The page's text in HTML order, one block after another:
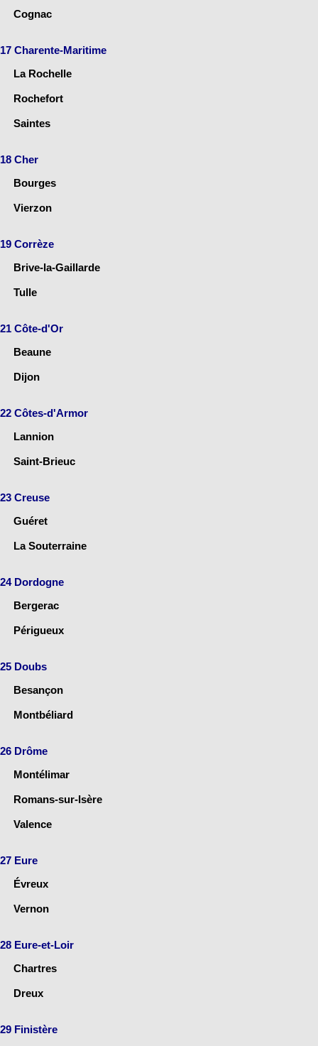
Cognac
17 Charente-Maritime
La Rochelle
Rochefort
Saintes
18 Cher
Bourges
Vierzon
19 Corrèze
Brive-la-Gaillarde
Tulle
21 Côte-d'Or
Beaune
Dijon
22 Côtes-d'Armor
Lannion
Saint-Brieuc
23 Creuse
Guéret
La Souterraine
24 Dordogne
Bergerac
Périgueux
25 Doubs
Besançon
Montbéliard
26 Drôme
Montélimar
Romans-sur-Isère
Valence
27 Eure
Évreux
Vernon
28 Eure-et-Loir
Chartres
Dreux
29 Finistère